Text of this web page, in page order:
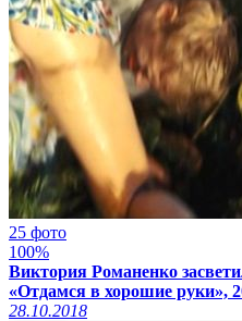
25 фото
100%
Виктория Романенко
«Отдамся в хорошие руки»,
28.10.2018